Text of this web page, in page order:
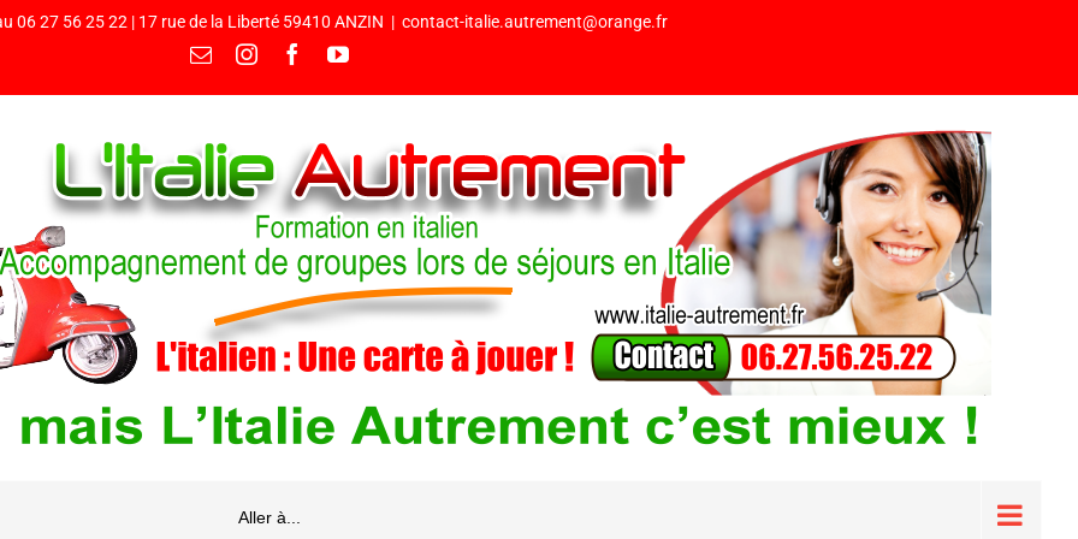
06 27 56 25 22 | 17 rue de la Liberté 59410 ANZIN | contact-italie.autrement@orange.fr
EmailInstagramFacebookYouTube
Aller à...